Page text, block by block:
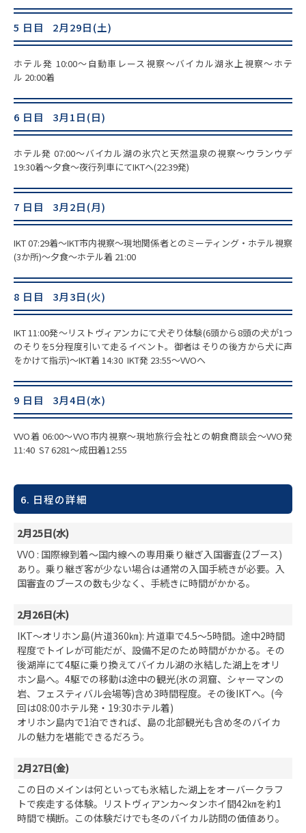
5 日目 2月29日(土)
ホテル発 10:00～自動車レース視察～バイカル湖氷上視察～ホテ
ル 20:00着
6 日目 3月1日(日)
ホテル発 07:00～バイカル湖の氷穴と天然温泉の視察～ウランウデ
19:30着～夕食～夜行列車にてIKTへ(22:39発)
7 日目 3月2日(月)
IKT 07:29着～IKT市内視察～現地関係者とのミーティング・ホテル視察
(3か所)～夕食～ホテル着 21:00
8 日目 3月3日(火)
IKT 11:00発～リストヴィアンカにて犬ぞり体験(6頭から8頭の犬が1つ
のそりを5分程度引いて走るイベント。御者はそりの後方から犬に声
をかけて指示)～IKT着 14:30 IKT発 23:55～VVOへ
9 日目 3月4日(水)
VVO着 06:00～VVO市内視察～現地旅行会社との朝食商談会～VVO発
11:40 S7 6281～成田着12:55
6. 日程の詳細
2月25日(水)
VVO : 国際線到着～国内線への専用乗り継ぎ入国審査(2ブース)
あり。乗り継ぎ客が少ない場合は通常の入国手続きが必要。入
国審査のブースの数も少なく、手続きに時間がかかる。
2月26日(木)
IKT～オリホン島(片道360㎞): 片道車で4.5～5時間。途中2時間
程度でトイレが可能だが、設備不足のため時間がかかる。その
後湖岸にて4駆に乗り換えてバイカル湖の氷結した湖上をオリ
ホン島へ。4駆での移動は途中の観光(氷の洞窟、シャーマンの
岩、フェスティバル会場等)含め3時間程度。その後IKTへ。(今
回は08:00ホテル発・19:30ホテル着)
オリホン島内で1泊できれば、島の北部観光も含め冬のバイカ
ルの魅力を堪能できるだろう。
2月27日(金)
この日のメインは何といっても氷結した湖上をオーバークラフ
トで疾走する体験。リストヴィアンカ～タンホイ間42㎞を約1
時間で横断。この体験だけでも冬のバイカル訪問の価値あり。